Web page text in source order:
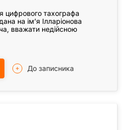
цифрового тахографа
на імʼя Ілларіонова
вважати недійсною
До записника